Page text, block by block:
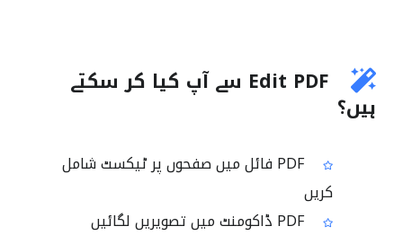
Edit PDF سے آپ کیا کر سکتے
ہیں؟
PDF فائل میں صفحوں پر ٹیکسٹ شامل
کریں